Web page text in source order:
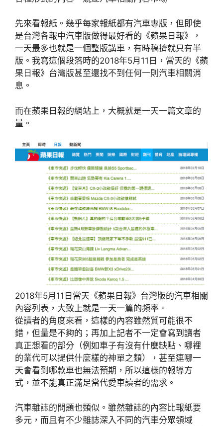
先來看報紙。幾乎每家報紙都有汽車專版，但即使
是台灣各報中汽車版做得最好看的《蘋果日報》，
一天最多也就是一個整版講車，有時稿擠就只有半
版。我寫這個段落時的2018年5月11日，當天的《蘋
果日報》台灣版甚至還找不到任何一則汽車相關消
息。
而在蘋果日報的網站上，大概就是一天一篇文章的
量。
2018年5月11日當天《蘋果日報》台灣版的汽車相關
內容列表，大致上就是一天一篇的頻率。
從讀者的角度來看，這樣的內容雖然質可能很不
錯，但量是不夠的；再加上記者不一定會寫到讀者
真正想看的部分（例如車子有沒有什麼缺點、哪裡
的業代可以提供什麼樣的神單之類），甚至連哪一
天會看到哪款車也無法預期，所以這樣的報導方
式，並不能真正滿足當代愛車讀者的需求。
汽車雜誌的問題也類似。雖然雜誌的內容比報紙要
多元，而且有不少雜誌深入不同的汽車分眾領域